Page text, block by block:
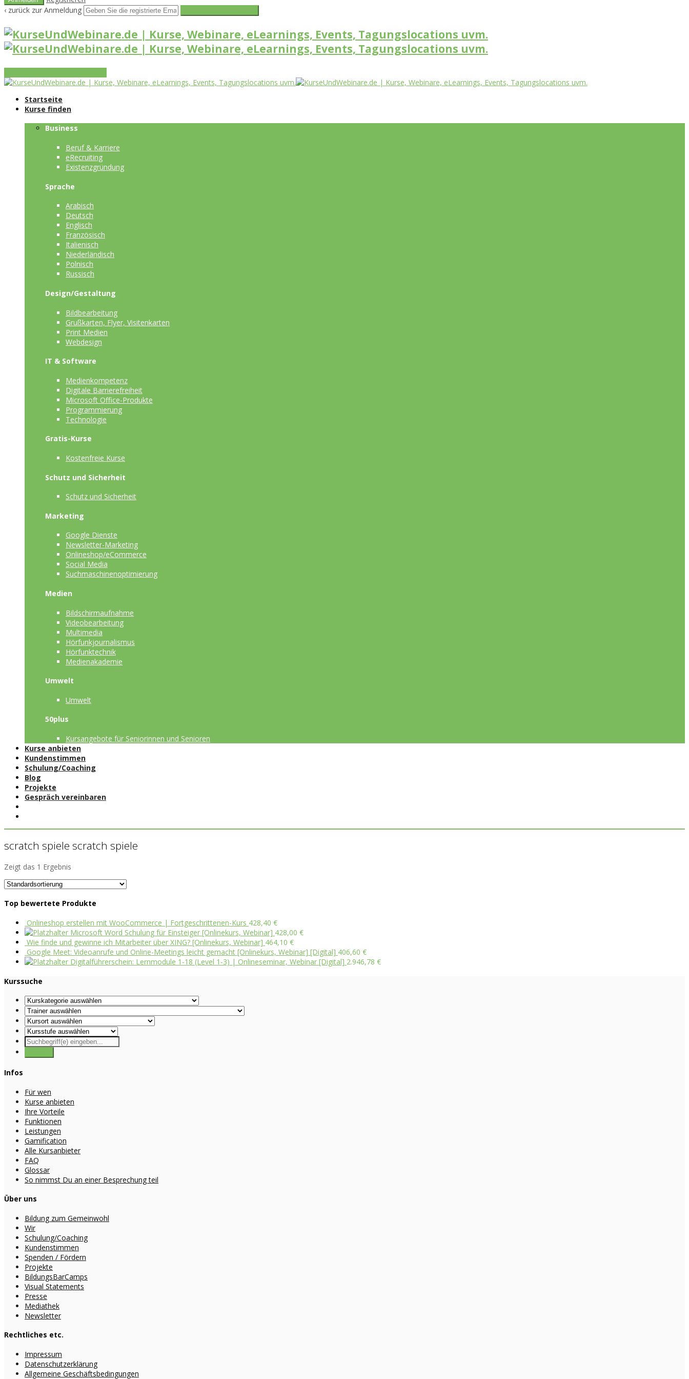
‹ zurück zur Anmeldung
Startseite
Kurse finden
Business
Beruf & Karriere
eRecruiting
Existenzgründung
Sprache
Arabisch
Deutsch
Englisch
Französisch
Italienisch
Niederländisch
Polnisch
Russisch
Design/Gestaltung
Bildbearbeitung
Grußkarten, Flyer, Visitenkarten
Print Medien
Webdesign
IT & Software
Medienkompetenz
Digitale Barrierefreiheit
Microsoft Office-Produkte
Programmierung
Technologie
Gratis-Kurse
Kostenfreie Kurse
Schutz und Sicherheit
Schutz und Sicherheit
Marketing
Google Dienste
Newsletter-Marketing
Onlineshop/eCommerce
Social Media
Suchmaschinenoptimierung
Medien
Bildschirmaufnahme
Videobearbeitung
Multimedia
Hörfunkjournalismus
Hörfunktechnik
Medienakademie
Umwelt
Umwelt
50plus
Kursangebote für Seniorinnen und Senioren
Kurse anbieten
Kundenstimmen
Schulung/Coaching
Blog
Projekte
Gespräch vereinbaren
scratch spiele scratch spiele
Zeigt das 1 Ergebnis
Top bewertete Produkte
Onlineshop erstellen mit WooCommerce | Fortgeschrittenen-Kurs 428,40 €
Microsoft Word Schulung für Einsteiger [Onlinekurs, Webinar] 428,00 €
Wie finde und gewinne ich Mitarbeiter über XING? [Onlinekurs, Webinar] 464,10 €
Google Meet: Videoanrufe und Online-Meetings leicht gemacht [Onlinekurs, Webinar] [Digital] 406,60 €
Digitalführerschein: Lernmodule 1-18 (Level 1-3) | Onlineseminar, Webinar [Digital] 2.946,78 €
Kurssuche
Infos
Für wen
Kurse anbieten
Ihre Vorteile
Funktionen
Leistungen
Gamification
Alle Kursanbieter
FAQ
Glossar
So nimmst Du an einer Besprechung teil
Über uns
Bildung zum Gemeinwohl
Wir
Schulung/Coaching
Kundenstimmen
Spenden / Fördern
Projekte
BildungsBarCamps
Visual Statements
Presse
Mediathek
Newsletter
Rechtliches etc.
Impressum
Datenschutzerklärung
Allgemeine Geschäftsbedingungen